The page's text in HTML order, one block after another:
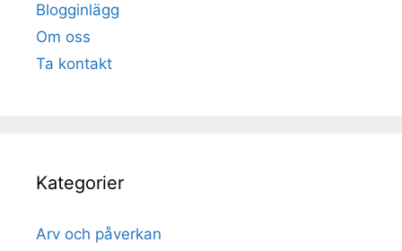
Blogginlägg
Om oss
Ta kontakt
Kategorier
Arv och påverkan